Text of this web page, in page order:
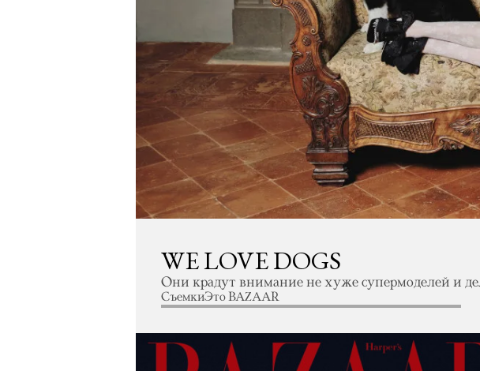
WE LOVE DOGS
Они крадут внимание не хуже супермоделей и
Это BAZAAR
Съемки